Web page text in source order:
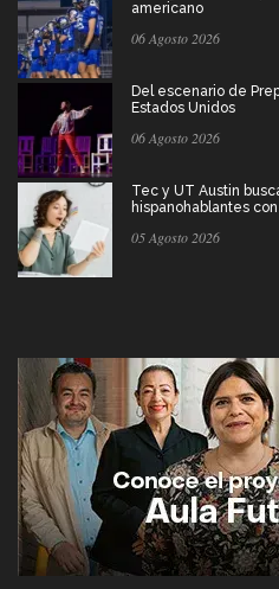
americano
06 Agosto 2026
Del escenario de
Estados Unidos
06 Agosto 2026
Tec y UT Austin
hispanohablantes
05 Agosto 2026